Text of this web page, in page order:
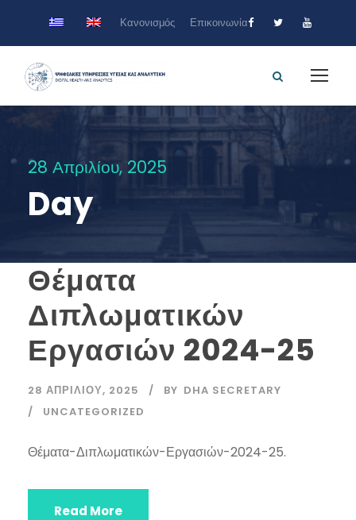
Κανονισμός Επικοινωνία
28 Απριλίου, 2025
Day
Θέματα
Διπλωματικών
Εργασιών 2024-25
28 ΑΠΡΙΛΊΟΥ, 2025 BY DHA SECRETARY
UNCATEGORIZED
Θέματα-Διπλωματικών-Εργασιών-2024-25.
Read More